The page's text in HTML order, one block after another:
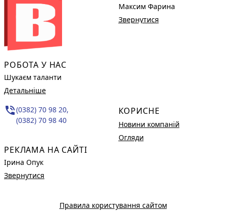
РОБОТА У НАС
Шукаєм таланти
Детальніше
phone_in_talk(0382) 70 98 20,
(0382) 70 98 40
РЕКЛАМА НА САЙТІ
Ірина Опук
Звернутися
Максим Фарина
Звернутися
КОРИСНЕ
Новини компаній
Огляди
Правила користування сайтом